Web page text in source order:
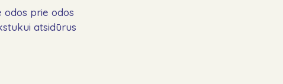
odos prie odos
atsidūrus